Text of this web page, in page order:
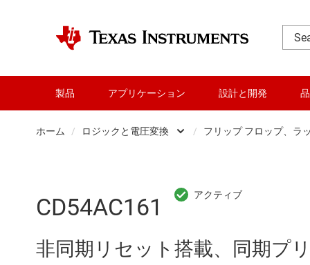
製品 アプリケーション 設計と開発
ホーム / ロジックと電圧変換
RF とマイクロ波
インターフェイス
/ フリップ フロップ、ラ
専用ロ
CD54AC161
非同期リセット搭載、同期プ